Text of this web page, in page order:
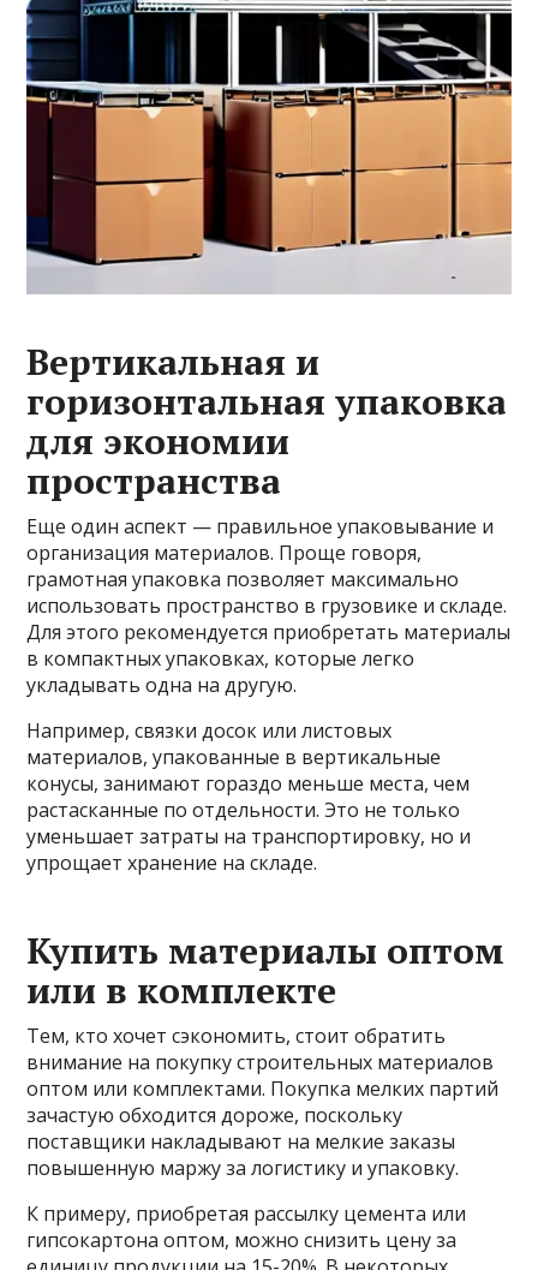
Вертикальная и
горизонтальная упаковка
для экономии
пространства
Еще один аспект — правильное упаковывание и
организация материалов. Проще говоря,
грамотная упаковка позволяет максимально
использовать пространство в грузовике и складе.
Для этого рекомендуется приобретать материалы
в компактных упаковках, которые легко
укладывать одна на другую.
Например, связки досок или листовых
материалов, упакованные в вертикальные
конусы, занимают гораздо меньше места, чем
растасканные по отдельности. Это не только
уменьшает затраты на транспортировку, но и
упрощает хранение на складе.
Купить материалы оптом
или в комплекте
Тем, кто хочет сэкономить, стоит обратить
внимание на покупку строительных материалов
оптом или комплектами. Покупка мелких партий
зачастую обходится дороже, поскольку
поставщики накладывают на мелкие заказы
повышенную маржу за логистику и упаковку.
К примеру, приобретая рассылку цемента или
гипсокартона оптом, можно снизить цену за